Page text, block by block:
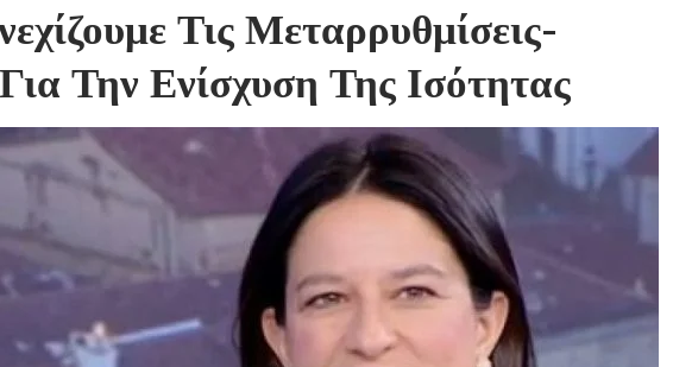
Τις Μεταρρυθμίσεις-
Την Ενίσχυση Της Ισότητας